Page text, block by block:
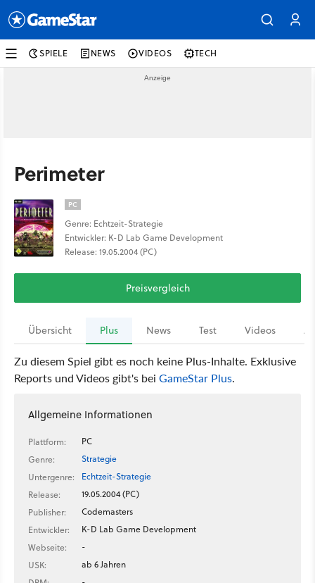
SPIELE NEWS VIDEOS TECH
Perimeter
PC
Genre: Echtzeit-Strategie
Entwickler: K-D Lab Game Development
Release: 19.05.2004 (PC)
Preisvergleich
Übersicht Plus News Test Videos
Zu diesem Spiel gibt es noch keine Plus-Inhalte. Exklusive
Reports und Videos gibt's bei GameStar Plus.
Allgemeine Informationen
Plattform:
PC
Genre:
Strategie
Untergenre:
Echtzeit-Strategie
Release:
19.05.2004 (PC)
Publisher:
Codemasters
Entwickler:
K-D Lab Game Development
Webseite:
-
USK:
ab 6 Jahren